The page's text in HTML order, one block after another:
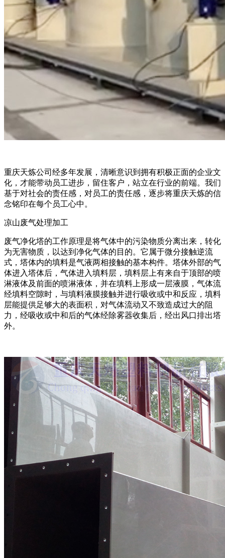
重庆天炼公司经多年发展，清晰意识到拥有积极正面的企业文
化，才能带动员工进步，留住客户，站立在行业的前端。我们
基于对社会的责任感，对员工的责任感，逐步将重庆天炼的信
念铭印在每个员工心中。
凉山废气处理加工
废气净化塔的工作原理是将气体中的污染物质分离出来，转化
为无害物质，以达到净化气体的目的。它属于微分接触逆流
式，塔体内的填料是气液两相接触的基本构件。塔体外部的气
体进入塔体后，气体进入填料层，填料层上有来自于顶部的喷
淋液体及前面的喷淋液体，并在填料上形成一层液膜，气体流
经填料空隙时，与填料液膜接触并进行吸收或中和反应，填料
层能提供足够大的表面积，对气体流动又不致造成过大的阻
力，经吸收或中和后的气体经除雾器收集后，经出风口排出塔
外。